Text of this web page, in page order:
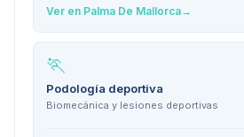
Ver en Palma De Mallorca→
🏃
Podología deportiva
Biomecánica y lesiones deportivas